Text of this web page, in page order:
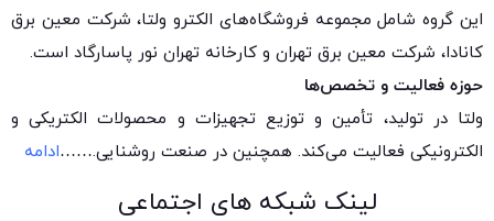
این گروه شامل مجموعه فروشگاه‌های الکترو ولتا، شرکت معین برق
کانادا، شرکت معین برق تهران و کارخانه تهران نور پاسارگاد است.
حوزه فعالیت و تخصص‌ها
ولتا در تولید، تأمین و توزیع تجهیزات و محصولات الکتریکی و
الکترونیکی فعالیت می‌کند. همچنین در صنعت روشنایی.……ادامه
لینک شبکه های اجتماعی